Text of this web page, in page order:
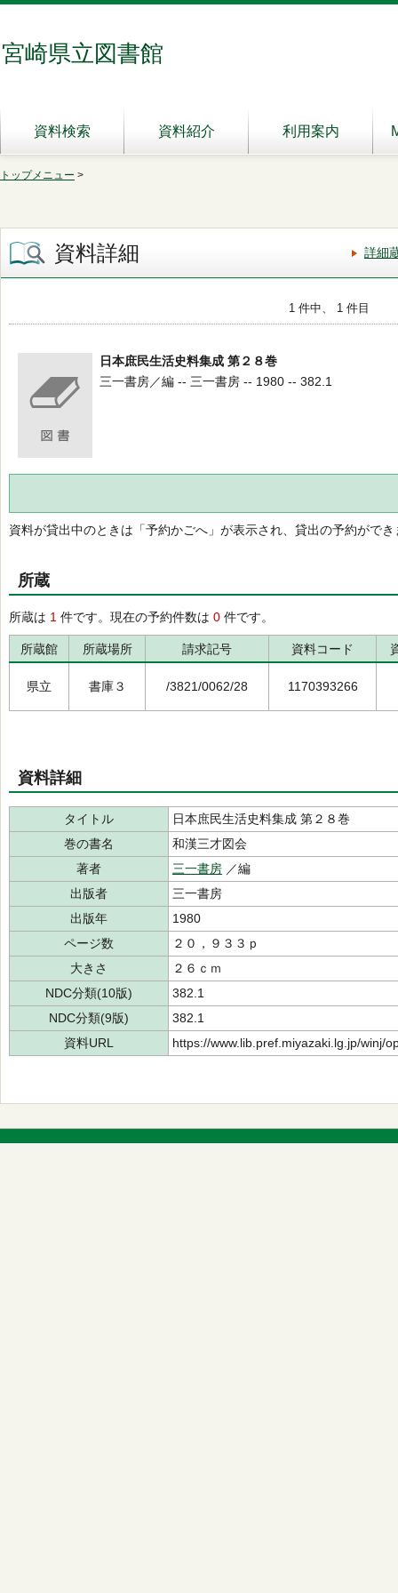
宮崎県立図書館
資料検索 資料紹介 利用案内
トップメニュー >
資料詳細 詳細
1 件中、 1 件目
日本庶民生活史料集成 第２８巻
三一書房／編 -- 三一書房 -- 1980 -- 382.1
資料が貸出中のときは「予約かごへ」が表示され、貸出の予約ができ
所蔵
所蔵は 1 件です。現在の予約件数は 0 件です。
所蔵館 所蔵場所 請求記号 資料コード
県立 書庫３ /3821/0062/28 1170393266
資料詳細
タイトル
日本庶民生活史料集成 第２８巻
巻の書名
和漢三才図会
著者
三一書房 ／編
出版者
三一書房
出版年
1980
ページ数
２０，９３３ｐ
大きさ
２６ｃｍ
NDC分類(10版)
382.1
NDC分類(9版)
382.1
資料URL
https://www.lib.pref.miyazaki.lg.jp/winj/